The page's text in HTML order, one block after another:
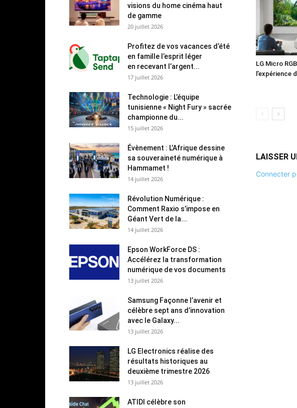
LG Micro
l’expérience
LAISSER
Connecter
visions du home cinéma haut
de gamme
20 juillet 2026
Profitez de vos vacances d’été
en famille l’esprit léger
en recevant l’argent...
17 juillet 2026
Technologie : L’équipe
tunisienne « Night Fury » sacrée
championne du...
15 juillet 2026
Évènement : L’Afrique dessine
sa souveraineté numérique à
Hammamet !
14 juillet 2026
Révolution Numérique :
Comment Raxio s’impose en
Géant Vert de la...
14 juillet 2026
Epson WorkForce DS :
Accélérez la transformation
numérique de vos documents
13 juillet 2026
Samsung Façonne l’avenir et
célèbre sept ans d’innovation
avec le Galaxy...
13 juillet 2026
LG Electronics réalise des
résultats historiques au
deuxième trimestre 2026
13 juillet 2026
ATIDI célèbre son